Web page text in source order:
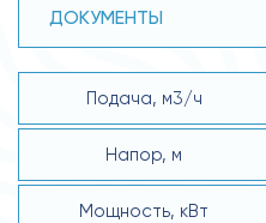
ДОКУМЕНТЫ
Подача, м3/ч
Напор, м
Мощность, кВт